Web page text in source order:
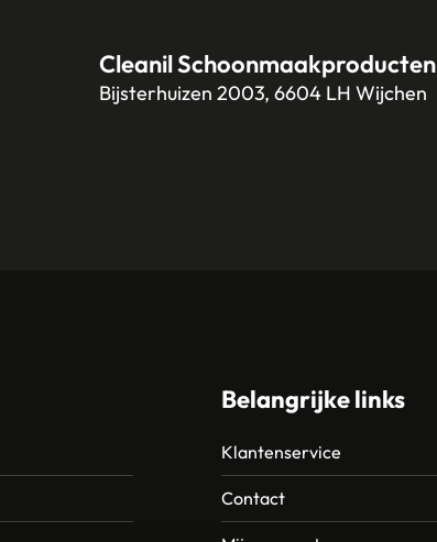
Cleanil Schoonmaakproducten
Bijsterhuizen 2003, 6604 LH Wijchen
Belangrijke links
Klantenservice
Contact